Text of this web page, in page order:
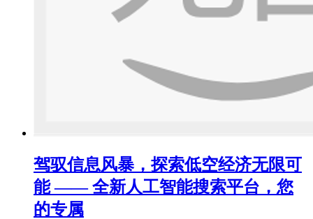
驾驭信息风暴，探索低空经济无限可
能 —— 全新人工智能搜索平台，您
的专属